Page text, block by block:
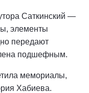
Саткинский —
элементы
передают
подшефным.
мемориалы,
Хабиева.